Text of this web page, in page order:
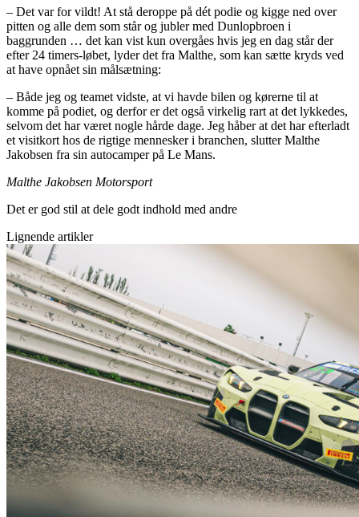
– Det var for vildt! At stå deroppe på dét podie og kigge ned over
pitten og alle dem som står og jubler med Dunlopbroen i
baggrunden … det kan vist kun overgåes hvis jeg en dag står der
efter 24 timers-løbet, lyder det fra Malthe, som kan sætte kryds ved
at have opnået sin målsætning:
– Både jeg og teamet vidste, at vi havde bilen og kørerne til at
komme på podiet, og derfor er det også virkelig rart at det lykkedes,
selvom det har været nogle hårde dage. Jeg håber at det har efterladt
et visitkort hos de rigtige mennesker i branchen, slutter Malthe
Jakobsen fra sin autocamper på Le Mans.
Malthe Jakobsen Motorsport
Det er god stil at dele godt indhold med andre
Lignende artikler